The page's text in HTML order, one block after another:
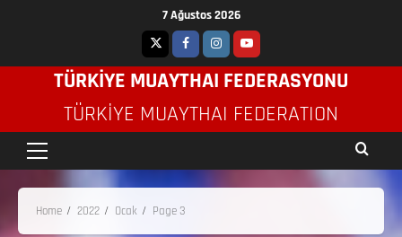
7 Ağustos 2026
TÜRKİYE MUAYTHAI FEDERASYONU
TÜRKIYE MUAYTHAI FEDERATION
Home 2022 Ocak Page 3